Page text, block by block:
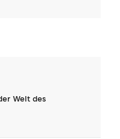
Welt des